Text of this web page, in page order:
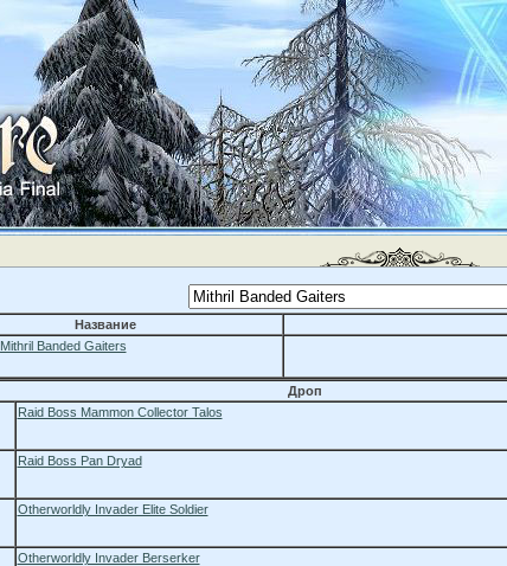
Название
Mithril Banded Gaiters
Дроп
Raid Boss Mammon Collector Talos
Raid Boss Pan Dryad
Otherworldly Invader Elite Soldier
Otherworldly Invader Berserker